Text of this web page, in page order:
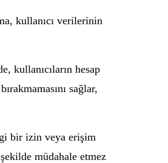
kullanıcı verilerinin
kullanıcıların hesap
sağlar,
bir izin veya erişim
müdahale etmez